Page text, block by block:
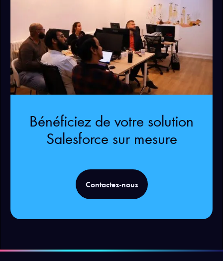
Bénéficiez de votre solution
Salesforce sur mesure
Contactez-nous